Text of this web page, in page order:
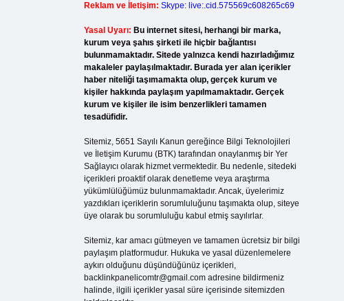
Reklam ve İletişim: Skype: live:.cid.575569c608265c69
Yasal Uyarı: Bu internet sitesi, herhangi bir marka,
kurum veya şahıs şirketi ile hiçbir bağlantısı
bulunmamaktadır. Sitede yalnızca kendi hazırladığımız
makaleler paylaşılmaktadır. Burada yer alan içerikler
haber niteliği taşımamakta olup, gerçek kurum ve
kişiler hakkında paylaşım yapılmamaktadır. Gerçek
kurum ve kişiler ile isim benzerlikleri tamamen
tesadüfidir.
Sitemiz, 5651 Sayılı Kanun gereğince Bilgi Teknolojileri
ve İletişim Kurumu (BTK) tarafından onaylanmış bir Yer
Sağlayıcı olarak hizmet vermektedir. Bu nedenle, sitedeki
içerikleri proaktif olarak denetleme veya araştırma
yükümlülüğümüz bulunmamaktadır. Ancak, üyelerimiz
yazdıkları içeriklerin sorumluluğunu taşımakta olup, siteye
üye olarak bu sorumluluğu kabul etmiş sayılırlar.
Sitemiz, kar amacı gütmeyen ve tamamen ücretsiz bir bilgi
paylaşım platformudur. Hukuka ve yasal düzenlemelere
aykırı olduğunu düşündüğünüz içerikleri,
backlinkpanelicomtr@gmail.comadresine bildirmeniz
halinde, ilgili içerikler yasal süre içerisinde sitemizden